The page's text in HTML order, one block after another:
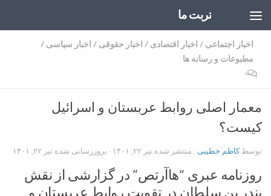
تربت ما
اخبار اجتماعی / اخبار اقتصادی / اخبار حقوقی / اخبار سیاسی /
مطبوعات و رسانه ها
۰
معمار اصلی روابط عربستان و اسرائیل
کیست؟
توسطکاظم خطیبی · منتشر شده تیر ۲۲, ۱۴۰۱ · بروزرسانی شده تیر ۲۲, ۱۴۰۱
روزنامه عبری “هاآرتص” در گزارشی از نقش
بندر بن سلطان در تقویت روابط عربستان و